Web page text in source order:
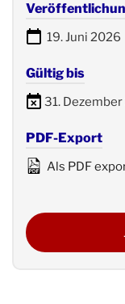
19. Juni 2026
Gültig bis
31.
PDF-Export
Als PDF